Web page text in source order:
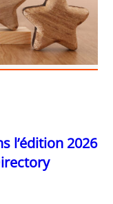
l’édition 2026